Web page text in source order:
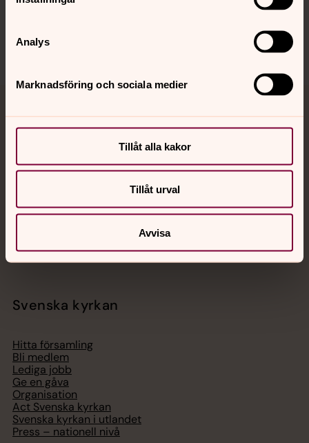
Analys
Marknadsföring och sociala medier
Tillåt alla kakor
Tillåt urval
Avvisa
Sociala kanaler
Jourhavande präst
Akut samtals- och krisstöd. Prata eller chatta anonymt
med en präst på kvällar och nätter.
Chatt
Digitalt brev
Svenska kyrkan
Hitta församling
Bli medlem
Lediga jobb
Ge en gåva
Organisation
Act Svenska kyrkan
Svenska kyrkan i utlandet
Press – nationell nivå